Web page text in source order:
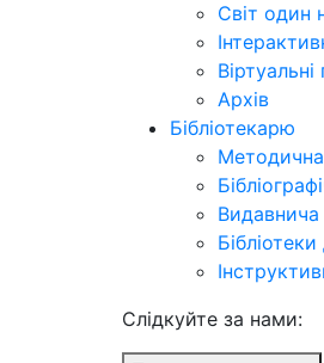
Світ один
Архів
Бібліотекарю
Методична
Видавнича
Cлідкуйте за нами: